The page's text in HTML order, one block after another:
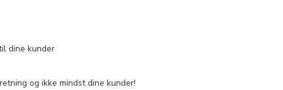
dine kunder
og ikke mindst dine kunder!